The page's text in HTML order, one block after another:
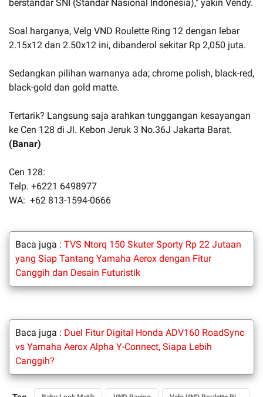
berstandar SNI (Standar Nasional Indonesia)," yakin Vendy.
Soal harganya, Velg VND Roulette Ring 12 dengan lebar
2.15x12 dan 2.50x12 ini, dibanderol sekitar Rp 2,050 juta.
Sedangkan pilihan warnanya ada; chrome polish, black-red,
black-gold dan gold matte.
Tertarik? Langsung saja arahkan tunggangan kesayangan
ke Cen 128 di Jl. Kebon Jeruk 3 No.36J Jakarta Barat.
(Banar)
Cen 128:
Telp. +6221 6498977
WA: +62 813-1594-0666
Baca juga : TVS Ntorq 150 Skuter Sporty Rp 22 Jutaan
yang Siap Tantang Yamaha Aerox dengan Fitur
Canggih dan Desain Futuristik
Baca juga : Duel Fitur Digital Honda ADV160 RoadSync
vs Yamaha Aerox Alpha Y-Connect, Siapa Lebih
Canggih?